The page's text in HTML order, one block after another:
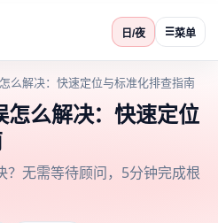
日/夜 ☰菜单
么解决：快速定位与标准化排查指南
怎么解决：快速定位
？无需等待顾问，5分钟完成根